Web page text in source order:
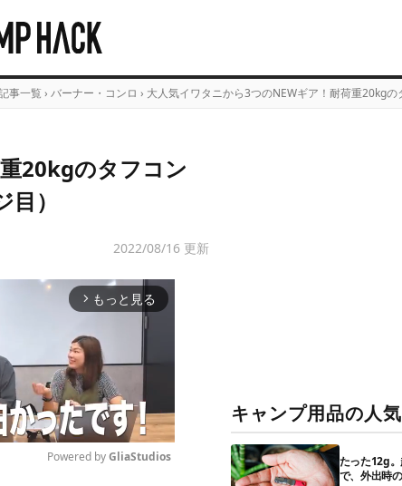
事一覧 › バーナー・コンロ › 大人気イワタニから3つのNEWギア！耐荷重20kgの
20kgのタフコン
）
2022/08/16 更新
arrow_forward_ios もっと見る
Powered by GliaStudios
キャンプ用品の人
たった12g
で、外出時